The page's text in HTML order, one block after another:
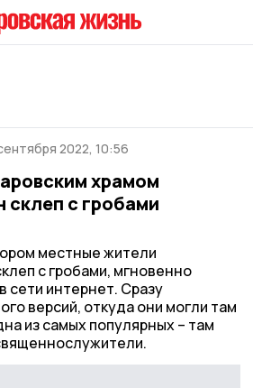
2022, 10:56
храмом
склеп с гробами
местные жители
с гробами, мгновенно
сети интернет. Сразу
версий, откуда они могли там
из самых популярных – там